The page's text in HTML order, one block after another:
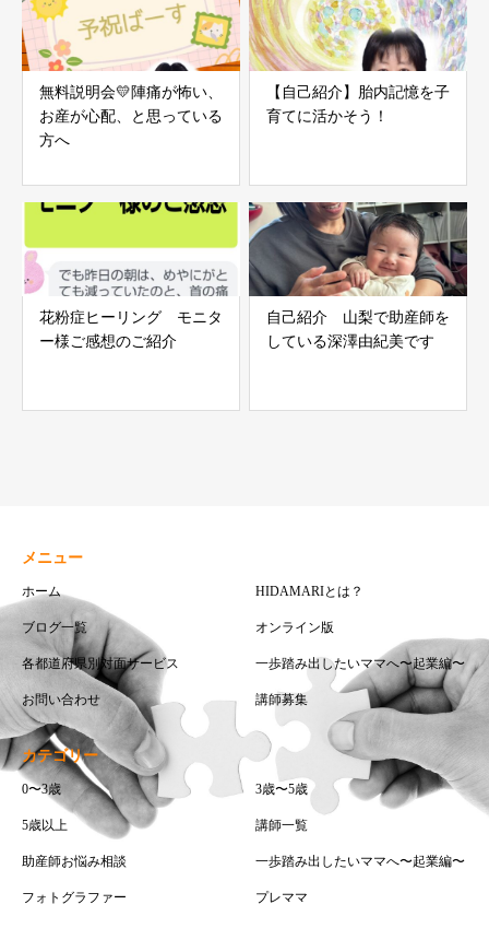
無料説明会💛陣痛が怖い、
お産が心配、と思っている
方へ
【自己紹介】胎内記憶を子
育てに活かそう！
花粉症ヒーリング モニタ
ー様ご感想のご紹介
自己紹介 山梨で助産師を
している深澤由紀美です
メニュー
ホーム HIDAMARIとは？
ブログ一覧 オンライン版
各都道府県別対面サービス 一歩踏み出したいママへ〜起業編〜
お問い合わせ 講師募集
カテゴリー
0〜3歳 3歳〜5歳
5歳以上 講師一覧
助産師お悩み相談 一歩踏み出したいママへ〜起業編〜
フォトグラファー プレママ